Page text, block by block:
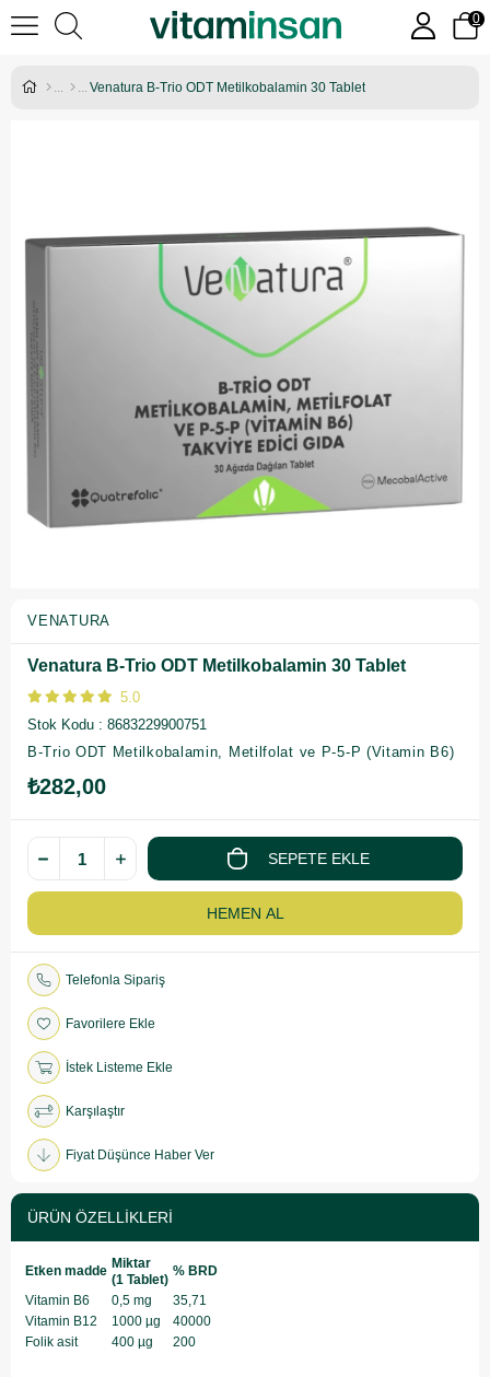
0
Venatura B-Trio ODT Metilkobalamin 30 Tablet
VENATURA
Venatura B-Trio ODT Metilkobalamin 30 Tablet
5.0
Stok Kodu
8683229900751
B-Trio ODT Metilkobalamin, Metilfolat ve P-5-P (Vitamin B6)
₺282,00
Telefonla Sipariş
Favorilere Ekle
İstek Listeme Ekle
Karşılaştır
Fiyat Düşünce Haber Ver
ÜRÜN ÖZELLIKLERI
Etken madde Miktar
(1 Tablet)
% BRD
Vitamin B6
0,5 mg
35,71
Vitamin B12
1000 µg
40000
Folik asit
400 µg 200